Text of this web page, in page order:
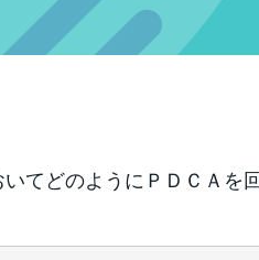
いてどのようにＰＤＣＡを